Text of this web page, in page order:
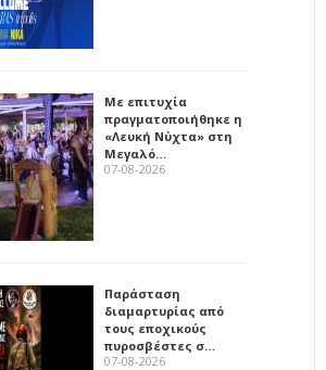
Με επιτυχία
πραγματοποιήθηκε η
«Λευκή Νύχτα» στη
Μεγαλό…
07-08-2026
Παράσταση
διαμαρτυρίας από
τους εποχικούς
πυροσβέστες σ…
07-08-2026